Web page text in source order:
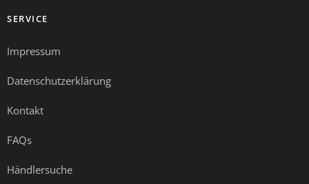
SERVICE
Impressum
Datenschutzerklärung
Kontakt
FAQs
Händlersuche